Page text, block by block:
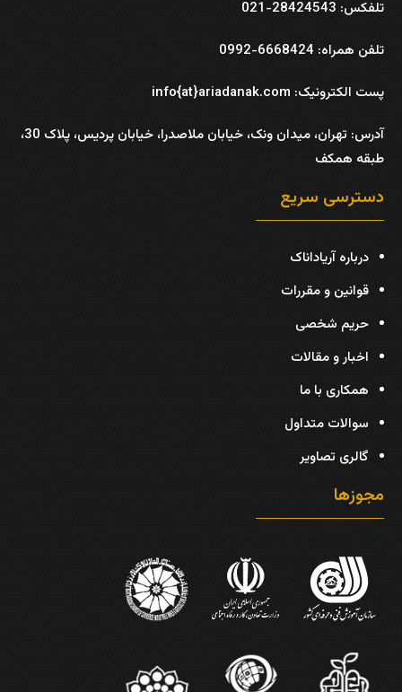
تلفکس: 28424543-021
تلفن همراه: 6668424-0992
پست الکترونیک: info{at}ariadanak.com
آدرس:
تهران، میدان ونک، خیابان ملاصدرا، خیابان پردیس، پلاک 30،
طبقه همکف
دسترسی سریع
درباره آریاداناک
قوانین و مقررات
حریم شخصی
اخبار و مقالات
همکاری با ما
سوالات متداول
گالری تصاویر
مجوزها